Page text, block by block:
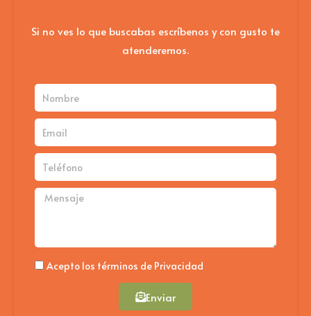
Si no ves lo que buscabas escríbenos y con gusto te
atenderemos.
Acepto los términos de Privacidad
Enviar